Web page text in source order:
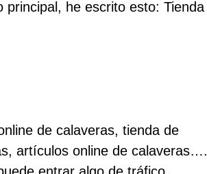
he escrito esto: Tienda
de calaveras, tienda de
artículos online de calaveras….